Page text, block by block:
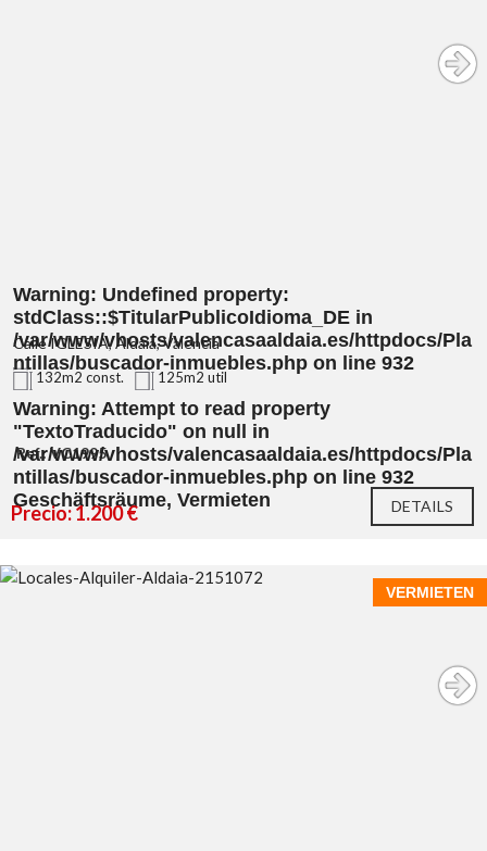
Warning: Undefined property:
stdClass::$TitularPublicoIdioma_DE in
/var/www/vhosts/valencasaaldaia.es/httpdocs/Pla
ntillas/buscador-inmuebles.php on line 932
Warning: Attempt to read property
"TextoTraducido" on null in
/var/www/vhosts/valencasaaldaia.es/httpdocs/Pla
ntillas/buscador-inmuebles.php on line 932
Geschäftsräume, Vermieten
Calle IGLESIA, Aldaia, Valencia
132m2 const. 125m2 util
Ref.: VC1995
Precio: 1.200 € DETAILS
VERMIETEN